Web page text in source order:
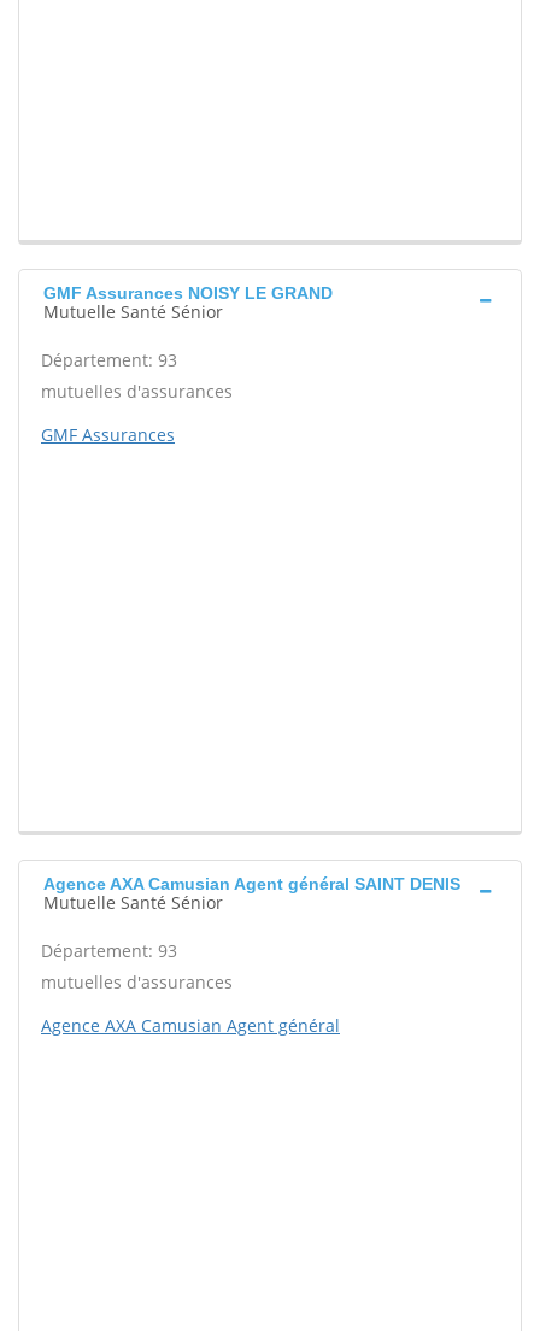
GMF Assurances NOISY LE GRAND
Mutuelle Santé Sénior
Département: 93
mutuelles d'assurances
GMF Assurances
Agence AXA Camusian Agent général SAINT DENIS
Mutuelle Santé Sénior
Département: 93
mutuelles d'assurances
Agence AXA Camusian Agent général